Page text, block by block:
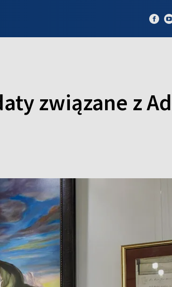
związane z